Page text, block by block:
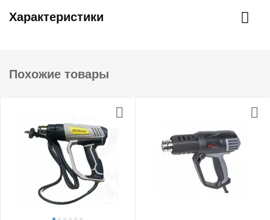
Характеристики
Похожие товары